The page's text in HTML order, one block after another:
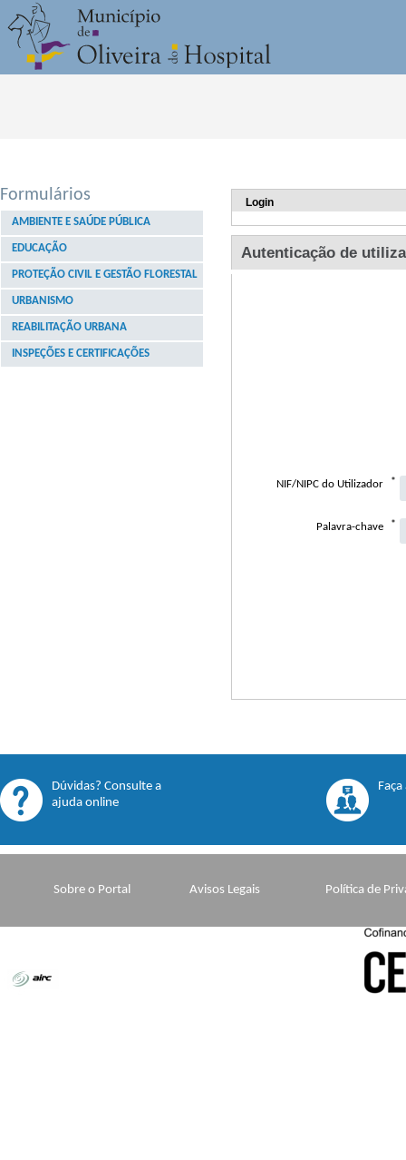
Formulários
AMBIENTE E SAÚDE PÚBLICA
EDUCAÇÃO
PROTEÇÃO CIVIL E GESTÃO FLORESTAL
URBANISMO
REABILITAÇÃO URBANA
INSPEÇÕES E CERTIFICAÇÕES
Dúvidas? Consulte a
ajuda online
Sobre o Portal Avisos Legais Política de